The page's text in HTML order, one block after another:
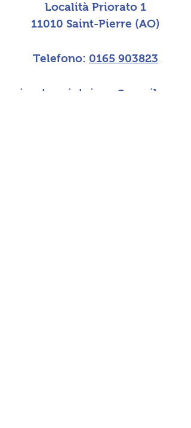
Località Priorato 1
11010 Saint-Pierre (AO)
Telefono: 0165 903823
priorato.saintpierre@gmail.com